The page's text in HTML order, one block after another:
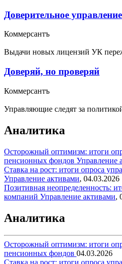
Доверительное
Коммерсантъ
Выдачи новых лицензий УК
Доверяй, но проверяй
Коммерсантъ
Управляющие следят за
Аналитика
Осторожный оптимизм: итоги
пенсионных фондов Управление
Ставка на рост: итоги опроса
Управление активами, 04.03.2026
Позитивная неопределенность:
компаний Управление активами,
Аналитика
Осторожный оптимизм: итоги
пенсионных фондов 04.03.2026
Ставка на рост: итоги опроса